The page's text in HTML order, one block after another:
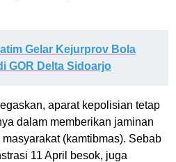
Gelar Kejurprov Bola
GOR Delta Sidoarjo
aparat kepolisian tetap
dalam memberikan jaminan
(kamtibmas). Sebab
11 April besok, juga